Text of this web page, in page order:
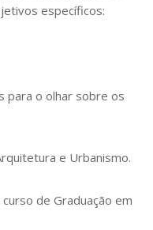
específicos:
para o olhar sobre os
e Urbanismo.
de Graduação em